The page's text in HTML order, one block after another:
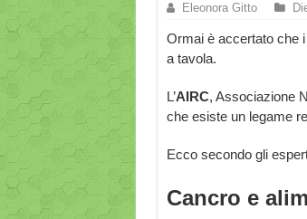
Eleonora Gitto
Ormai è accertato che i
a tavola.
L’AIRC, Associazione
che esiste un legame
Ecco secondo gli
Cancro e